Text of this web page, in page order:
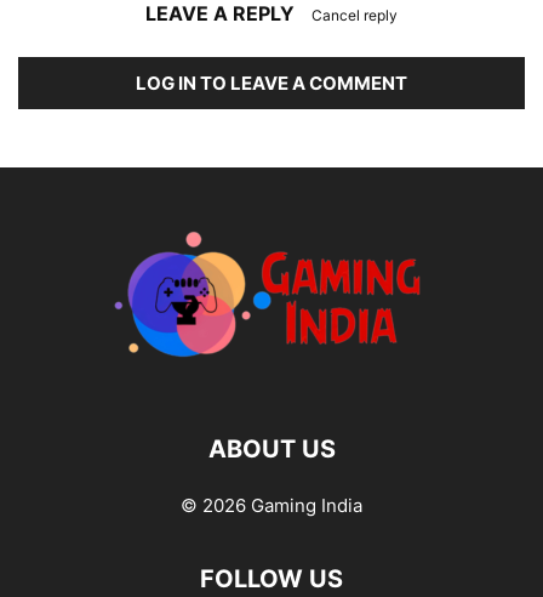
LEAVE A REPLY Cancel reply
LOG IN TO LEAVE A COMMENT
ABOUT US
© 2026 Gaming India
FOLLOW US